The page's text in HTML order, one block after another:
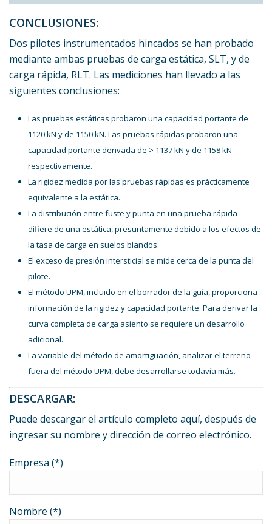
CONCLUSIONES:
Dos pilotes instrumentados hincados se han probado
mediante ambas pruebas de carga estática, SLT, y de
carga rápida, RLT. Las mediciones han llevado a las
siguientes conclusiones:
Las pruebas estáticas probaron una capacidad portante de
1120 kN y de 1150 kN. Las pruebas rápidas probaron una
capacidad portante derivada de > 1137 kN y de 1158 kN
respectivamente.
La rigidez medida por las pruebas rápidas es prácticamente
equivalente a la estática.
La distribución entre fuste y punta en una prueba rápida
difiere de una estática, presuntamente debido a los efectos de
la tasa de carga en suelos blandos.
El exceso de presión intersticial se mide cerca de la punta del
pilote.
El método UPM, incluido en el borrador de la guía, proporciona
información de la rigidez y capacidad portante. Para derivar la
curva completa de carga asiento se requiere un desarrollo
adicional.
La variable del método de amortiguación, analizar el terreno
fuera del método UPM, debe desarrollarse todavía más.
DESCARGAR:
Puede descargar el artículo completo aquí, después de
ingresar su nombre y dirección de correo electrónico.
Empresa (*)
Nombre (*)